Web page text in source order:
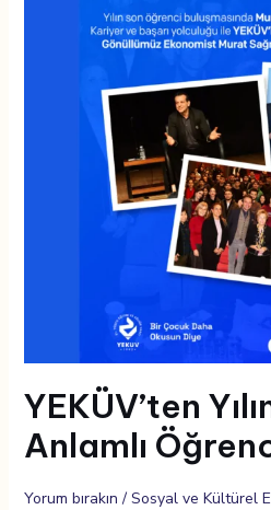
YEKÜV’ten
Anlamlı
Yorum bırakın / Sosyal ve Kültürel